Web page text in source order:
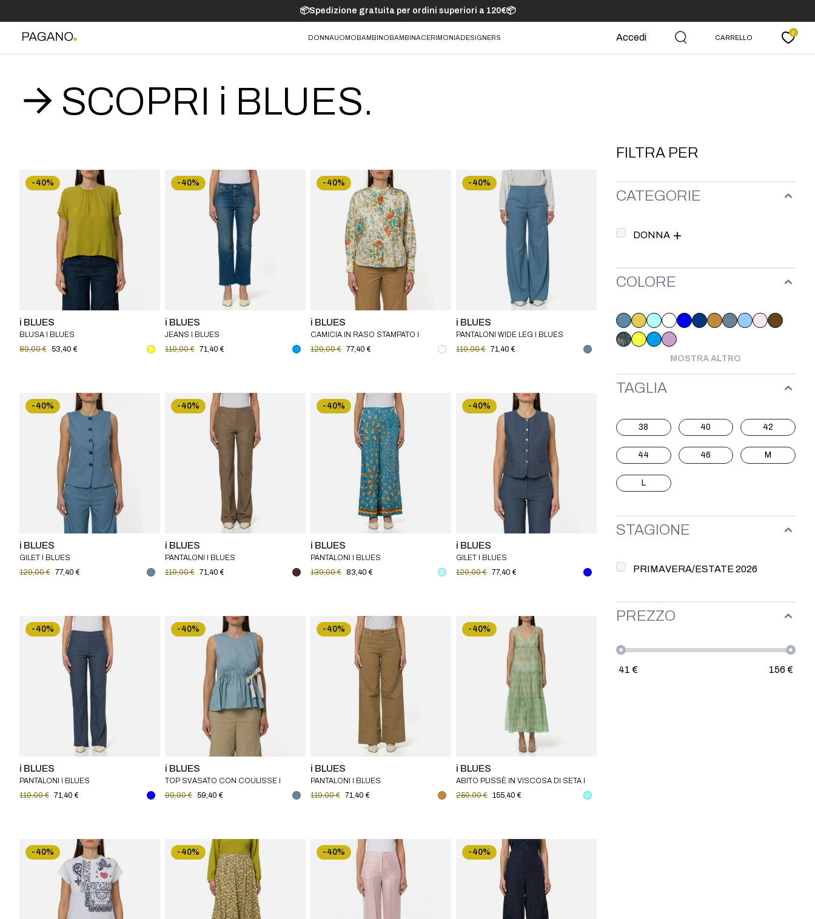
📦Spedizione gratuita per ordini superiori a 120€📦
DONNAUOMOBAMBINOBAMBINACERIMONIADESIGNERS Accedi CARRELLO
Carrello
0
SCOPRI i BLUES.
FILTRA PER
CATEGORIE
DONNA
COLORE
MOSTRA ALTRO
TAGLIA
38 40 42
44 46 M
L
STAGIONE
PRIMAVERA/ESTATE 2026
PREZZO
41 € 156 €
-40%
i BLUES
BLUSA I BLUES
89,00 €
53,40 €
-40%
i BLUES
JEANS I BLUES
119,00 € 71,40 €
-40%
i BLUES
CAMICIA IN RASO STAMPATO I
BLUES
129,00 € 77,40 €
-40%
i BLUES
PANTALONI WIDE LEG I BLUES
119,00 € 71,40 €
-40%
i BLUES
GILET I BLUES
129,00 € 77,40 €
-40%
i BLUES
PANTALONI I BLUES
119,00 € 71,40 €
-40%
i BLUES
PANTALONI I BLUES
139,00 € 83,40 €
-40%
i BLUES
GILET I BLUES
129,00 € 77,40 €
-40%
i BLUES
PANTALONI I BLUES
119,00 € 71,40 €
-40%
i BLUES
TOP SVASATO CON COULISSE I
BLUES
99,00 € 59,40 €
-40%
i BLUES
PANTALONI I BLUES
119,00 € 71,40 €
-40%
i BLUES
ABITO PLISSÈ IN VISCOSA DI SETA I
BLUES
259,00 € 155,40 €
-40% -40% -40% -40%